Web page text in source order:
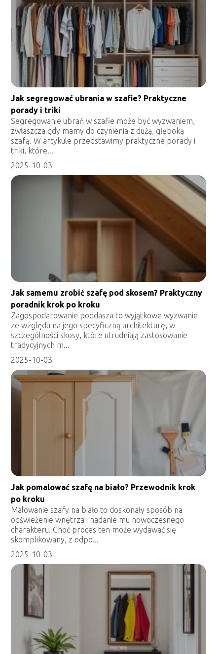
Jak segregować ubrania w szafie? Praktyczne
porady i triki
Segregowanie ubrań w szafie może być wyzwaniem,
zwłaszcza gdy mamy do czynienia z dużą, głęboką
szafą. W artykule przedstawimy praktyczne porady i
triki, które...
2025-10-03
Jak samemu zrobić szafę pod skosem? Praktyczny
poradnik krok po kroku
Zagospodarowanie poddasza to wyjątkowe wyzwanie
ze względu na jego specyficzną architekturę, w
szczególności skosy, które utrudniają zastosowanie
tradycyjnych m...
2025-10-03
Jak pomalować szafę na biało? Przewodnik krok
po kroku
Malowanie szafy na biało to doskonały sposób na
odświeżenie wnętrza i nadanie mu nowoczesnego
charakteru. Choć proces ten może wydawać się
skomplikowany, z odpo...
2025-10-03